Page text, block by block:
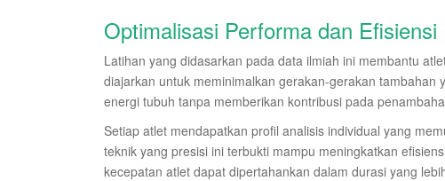
Optimalisasi Performa dan
Latihan yang didasarkan pada data ilmiah ini membantu
diajarkan untuk meminimalkan gerakan-gerakan
energi tubuh tanpa memberikan kontribusi pada
Setiap atlet mendapatkan profil analisis individual yang
teknik yang presisi ini terbukti mampu meningkatkan
kecepatan atlet dapat dipertahankan dalam durasi yang